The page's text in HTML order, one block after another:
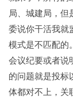
局、城建局，但
委说你干活我就
模式是不匹配的
会议纪要或者说
的问题就是投标
体都对不上，关